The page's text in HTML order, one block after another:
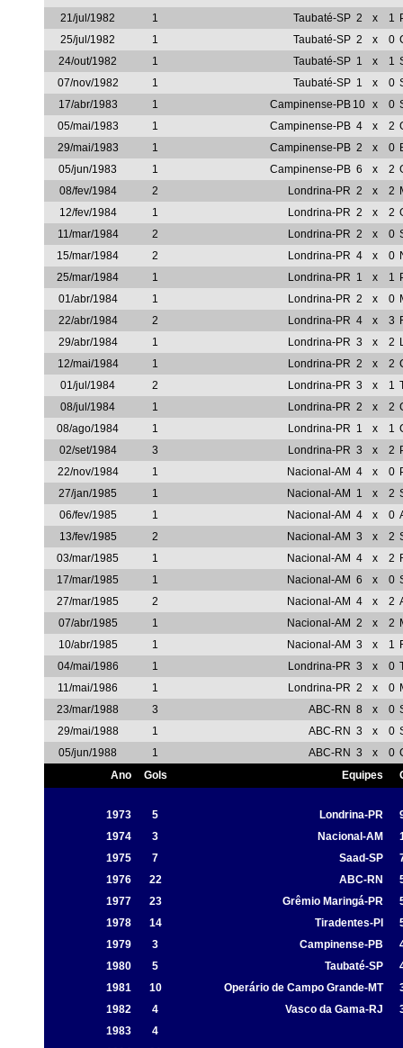
21/jul/1982
1 Taubaté-SP 2 x 1
25/jul/1982
1 Taubaté-SP 2 x 0
24/out/1982
1 Taubaté-SP 1 x 1
07/nov/1982
1 Taubaté-SP 1 x 0
17/abr/1983
1 Campinense-PB 10 x 0
05/mai/1983
1 Campinense-PB 4 x 2
29/mai/1983
1 Campinense-PB 2 x 0
05/jun/1983
1 Campinense-PB 6 x 2
08/fev/1984
2 Londrina-PR 2 x 2
12/fev/1984
1 Londrina-PR 2 x 2
11/mar/1984
2 Londrina-PR 2 x 0
15/mar/1984
2 Londrina-PR 4 x 0
25/mar/1984
1 Londrina-PR 1 x 1
01/abr/1984
1 Londrina-PR 2 x 0
22/abr/1984
2 Londrina-PR 4 x 3
29/abr/1984
1 Londrina-PR 3 x 2
12/mai/1984
1 Londrina-PR 2 x 2
01/jul/1984
2 Londrina-PR 3 x 1
08/jul/1984
1 Londrina-PR 2 x 2
08/ago/1984
1 Londrina-PR 1 x 1
02/set/1984
3 Londrina-PR 3 x 2
22/nov/1984
1 Nacional-AM 4 x 0
27/jan/1985
1 Nacional-AM 1 x 2
06/fev/1985
1 Nacional-AM 4 x 0
13/fev/1985
2 Nacional-AM 3 x 2
03/mar/1985
1 Nacional-AM 4 x 2
17/mar/1985
1 Nacional-AM 6 x 0
27/mar/1985
2 Nacional-AM 4 x 2
07/abr/1985
1 Nacional-AM 2 x 2
10/abr/1985
1 Nacional-AM 3 x 1
04/mai/1986
1 Londrina-PR 3 x 0
11/mai/1986
1 Londrina-PR 2 x 0
23/mar/1988
3 ABC-RN 8 x 0
29/mai/1988
1 ABC-RN 3 x 0
05/jun/1988
1 ABC-RN 3 x 0
Ano
Gols Equipes
1973 5 Londrina-PR
1974
3 Nacional-AM
1975
7 Saad-SP
1976
22 ABC-RN
1977
23 Grêmio Maringá-PR
1978
14 Tiradentes-PI
1979
3 Campinense-PB
1980
5 Taubaté-SP
1981
10 Operário de Campo Grande-MT
1982
4 Vasco da Gama-RJ
1983
4